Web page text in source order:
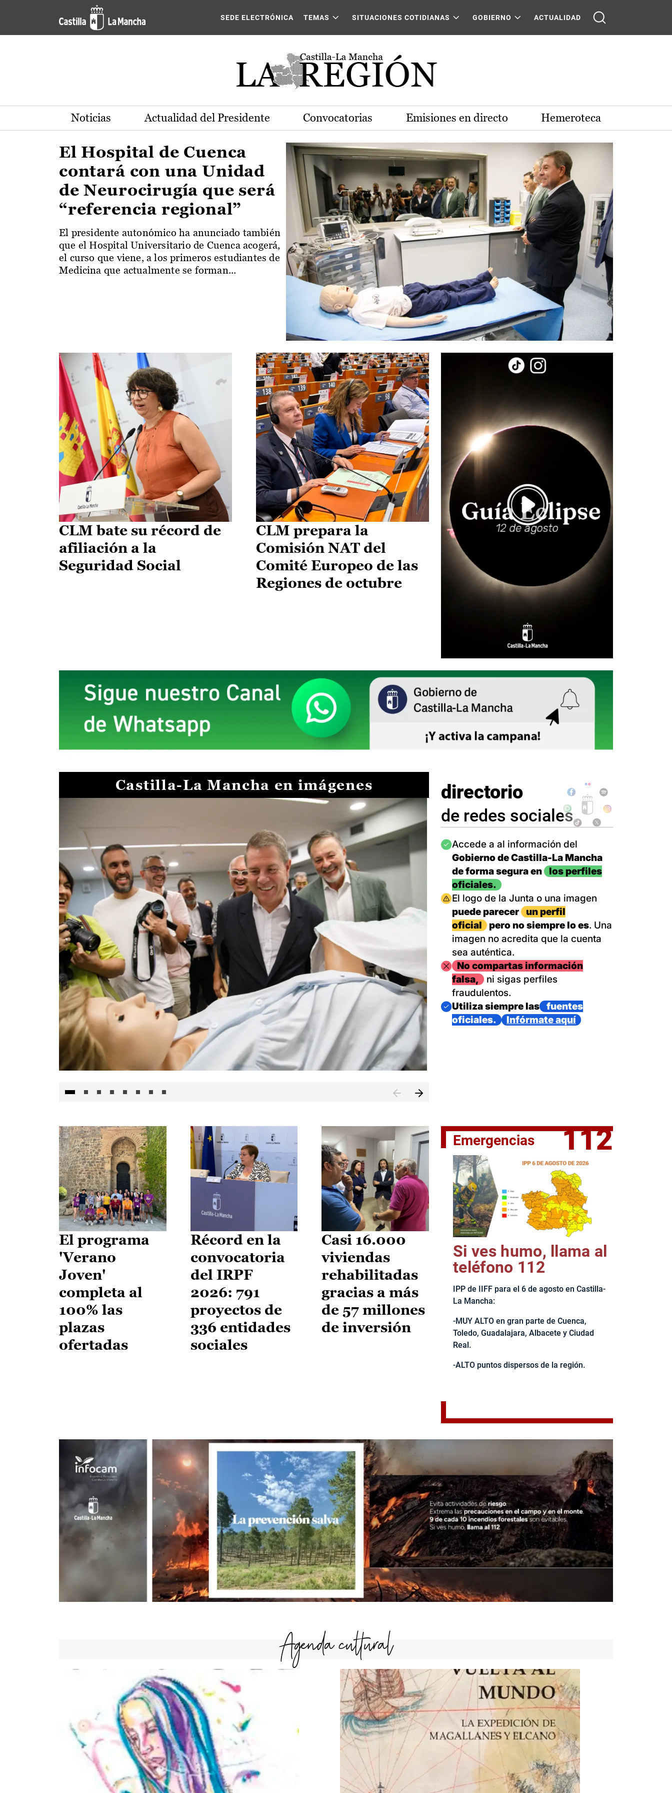
Pasar al contenido principal
Actualidad de la región de Castilla-La Mancha
SEDE ELECTRÓNICA TEMAS SITUACIONES COTIDIANAS GOBIERNO ACTUALIDAD
Noticias Actualidad del Presidente Convocatorias Emisiones en directo Hemeroteca
El Hospital de Cuenca
contará con una Unidad
de Neurocirugía que será
“referencia regional”
El presidente autonómico ha anunciado también
que el Hospital Universitario de Cuenca acogerá,
el curso que viene, a los primeros estudiantes de
Medicina que actualmente se forman...
CLM bate su récord de
afiliación a la
Seguridad Social
CLM prepara la
Comisión NAT del
Comité Europeo de las
Regiones de octubre
Castilla-La Mancha en imágenes
El jefe del Ejecutivo castellanomanchego, Emiliano García-
directorio
de redes sociales
Imagen
Accede a al información del
Gobierno de Castilla-La Mancha
de forma segura en
los perfiles
oficiales.
Imagen
El logo de la Junta o una imagen
puede parecer
un perfil
oficial
pero no siempre lo es. Una
imagen no acredita que la cuenta
sea auténtica.
ImagenNo compartas información
falsa,
ni sigas perfiles
fraudulentos.
Imagen
Utiliza siempre las
fuentes
oficiales.
Infórmate aquí
El programa
'Verano
Joven'
completa al
100% las
plazas
ofertadas
Récord en la
convocatoria
del IRPF
2026: 791
proyectos de
336 entidades
sociales
Casi 16.000
viviendas
rehabilitadas
gracias a más
de 57 millones
de inversión
Emergencias 112
Si ves humo, llama al
teléfono 112
IPP de IIFF para el 6 de agosto en Castilla-
La Mancha:
-MUY ALTO en gran parte de Cuenca,
Toledo, Guadalajara, Albacete y Ciudad
Real.
-ALTO puntos dispersos de la región.
Agenda cultural